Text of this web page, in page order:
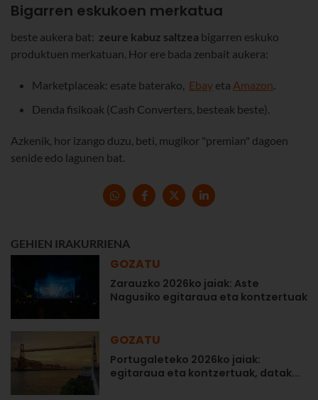
Bigarren eskukoen merkatua
beste aukera bat: zeure kabuz saltzea bigarren eskuko
produktuen merkatuan. Hor ere bada zenbait aukera:
Marketplaceak: esate baterako, Ebay eta Amazon.
Denda fisikoak (Cash Converters, besteak beste).
Azkenik, hor izango duzu, beti, mugikor "premian" dagoen
senide edo lagunen bat.
GEHIEN IRAKURRIENA
GOZATU
Zarauzko 2026ko jaiak: Aste
Nagusiko egitaraua eta kontzertuak
GOZATU
Portugaleteko 2026ko jaiak:
egitaraua eta kontzertuak, datak...